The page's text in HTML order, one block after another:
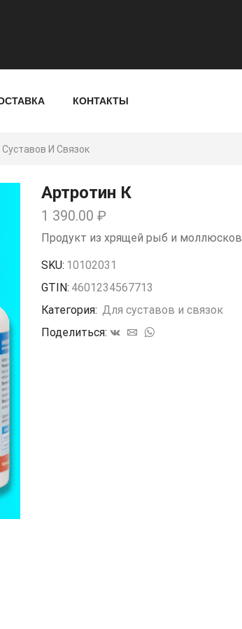
КОНТАКТЫ
И Связок
Артротин К
1 390.00 ₽
Продукт из хрящей рыб и моллюсков
SKU: 10102031
GTIN: 4601234567713
Категория: Для суставов и связок
Поделиться: